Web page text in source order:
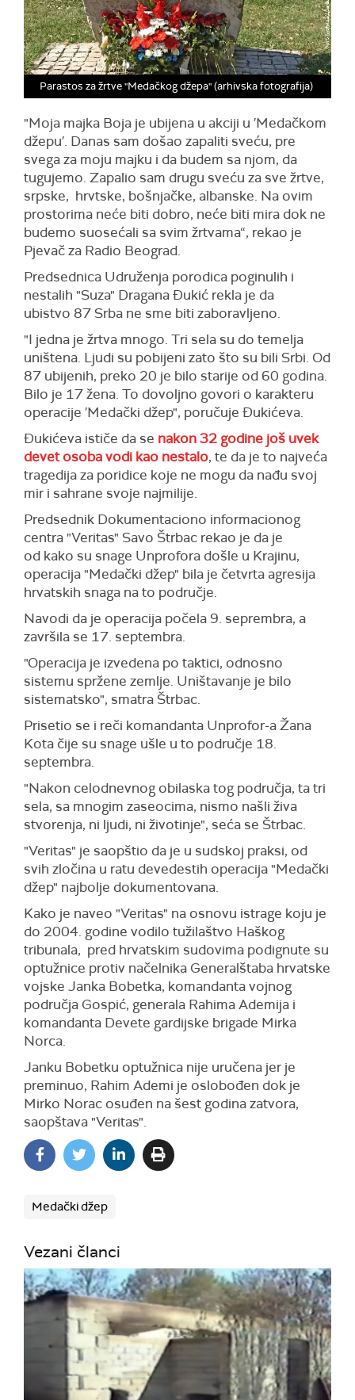
Parastos za žrtve "Medačkog džepa" (arhivska fotografija)
"Moja majka Boja je ubijena u akciji u ′Medačkom
džepu′. Danas sam došao zapaliti sveću, pre
svega za moju majku i da budem sa njom, da
tugujemo. Zapalio sam drugu sveću za sve žrtve,
srpske, hrvtske, bošnjačke, albanske. Na ovim
prostorima neće biti dobro, neće biti mira dok ne
budemo suosećali sa svim žrtvama“, rekao je
Pjevač za Radio Beograd.
Predsednica Udruženja porodica poginulih i
nestalih "Suza" Dragana Đukić rekla je da
ubistvo 87 Srba ne sme biti zaboravljeno.
"I jedna je žrtva mnogo. Tri sela su do temelja
uništena. Ljudi su pobijeni zato što su bili Srbi. Od
87 ubijenih, preko 20 je bilo starije od 60 godina.
Bilo je 17 žena. To dovoljno govori o karakteru
operacije ′Medački džep", poručuje Đukićeva.
Đukićeva ističe da se nakon 32 godine još uvek
devet osoba vodi kao nestalo, te da je to najveća
tragedija za poridice koje ne mogu da nađu svoj
mir i sahrane svoje najmilije.
Predsednik Dokumentaciono informacionog
centra "Veritas" Savo Štrbac rekao je da je
od kako su snage Unprofora došle u Krajinu,
operacija "Medački džep" bila je četvrta agresija
hrvatskih snaga na to područje.
Navodi da je operacija počela 9. seprembra, a
završila se 17. septembra.
"Operacija je izvedena po taktici, odnosno
sistemu spržene zemlje. Uništavanje je bilo
sistematsko", smatra Štrbac.
Prisetio se i reči komandanta Unprofor-a Žana
Kota čije su snage ušle u to područje 18.
septembra.
"Nakon celodnevnog obilaska tog područja, ta tri
sela, sa mnogim zaseocima, nismo našli živa
stvorenja, ni ljudi, ni životinje", seća se Štrbac.
"Veritas" je saopštio da je u sudskoj praksi, od
svih zločina u ratu devedestih operacija "Medački
džep" najbolje dokumentovana.
Kako je naveo "Veritas" na osnovu istrage koju je
do 2004. godine vodilo tužilaštvo Haškog
tribunala, pred hrvatskim sudovima podignute su
optužnice protiv načelnika Generalštaba hrvatske
vojske Janka Bobetka, komandanta vojnog
područja Gospić, generala Rahima Ademija i
komandanta Devete gardijske brigade Mirka
Norca.
Janku Bobetku optužnica nije uručena jer je
preminuo, Rahim Ademi je oslobođen dok je
Mirko Norac osuđen na šest godina zatvora,
saopštava "Veritas".
Medački džep
Vezani članci